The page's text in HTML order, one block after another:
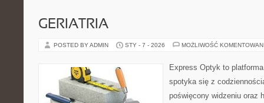
GERIATRIA
POSTED BY ADMIN STY - 7 - 2026 MOŻLIWOŚĆ
Express Optyk to
spotyka się z
poświęcony widzeniu oraz